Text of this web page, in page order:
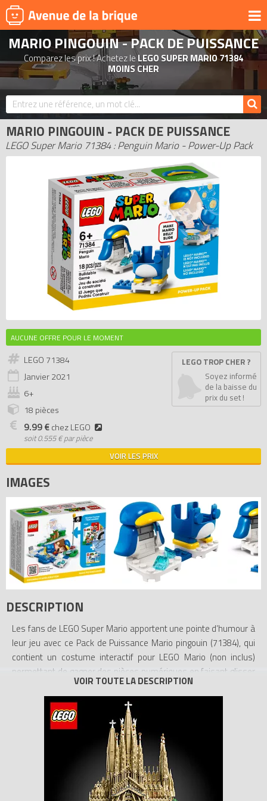
UNIVERS
PRODUITS DÉRIVÉS
NOUVEAUTÉS
LEGO 2026
BONS PLANS
ACTUALITÉS
ASSOCIATIONS DE FANS
EXPOSITIONS LEGO
LEGO LES PLUS CHERS
DERNIERS LEGO AJOUTÉS
MARIO PINGOUIN - PACK DE PUISSANCE
Comparez les prix ! Achetez leLEGO SUPER MARIO 71384
MOINS CHER
MARIO PINGOUIN - PACK DE PUISSANCE
LEGO Super Mario 71384 : Penguin Mario - Power-Up Pack
AUCUNE OFFRE POUR LE MOMENT
LEGO 71384
Janvier2021
6+
18 pièces
9.99 €chez LEGO
soit0.555 € par pièce
LEGO TROP CHER ?
Soyez informé
de la baisse du
prix du set !
VOIR LES PRIX
IMAGES
DESCRIPTION
Les fans de LEGO Super Mario apportent une pointe d’humour à
leur jeu avec ce Pack de Puissance Mario pingouin (71384), qui
contient un costume interactif pour LEGO Mario (non inclus)
permettant de gagner des pièces numériques en faisant glisser
le personnage sur le ventre comme un pingouin. Ce set est un
excellent cadeau pour les enfants innovants qui possèdent le
Pack de Démarrage Les Aventures de Mario (71360), incluant le
personnage LEGO Mario.
Construire et jouer Les instructions se trouvent dans la boîte et
dans l’appli LEGO Super Mario gratuite, une plateforme sûre pour
partager ses idées afin de construire et jouer différemment.
Super Mario dans la vie réelle Les sets LEGO Super Mario à